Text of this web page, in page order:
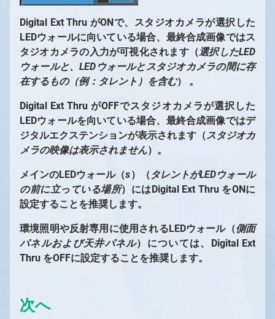
Digital Ext Thru がONで、スタジオカメラが選択した
LEDウォールに向いている場合、最終合成画像ではス
タジオカメラの入力が可視化されます（選択したLED
ウォールと、LEDウォールとスタジオカメラの間に存
在するもの（例：タレント）を含む） 。
Digital Ext Thru がOFFでスタジオカメラが選択した
LEDウォールを向いている場合、最終合成画像ではデ
ジタルエクステンションが表示されます（スタジオカ
メラの映像は表示されません）。
メインのLEDウォール（s）（ タレントがLEDウォール
の前に立っている場所）にはDigital Ext Thru をONに
設定することを推奨します。
環境照明や反射専用に使用されるLEDウォール（側面
パネルおよび天井パネル）については、Digital Ext
Thru をOFFに設定することを推奨します。
次へ